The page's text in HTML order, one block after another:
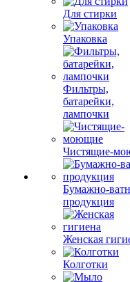
Для стирки
Упаковка
Фильтры,
батарейки,
лампочки
Чистящие-
Бумажно-
продукция
Женская
Колготки